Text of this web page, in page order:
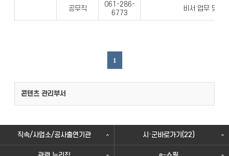
공무직
061-286-
6773
비서 업무 및 사
1
콘텐츠 관리부서
직속/사업소/공사출연기관 시·군바로가기(22)